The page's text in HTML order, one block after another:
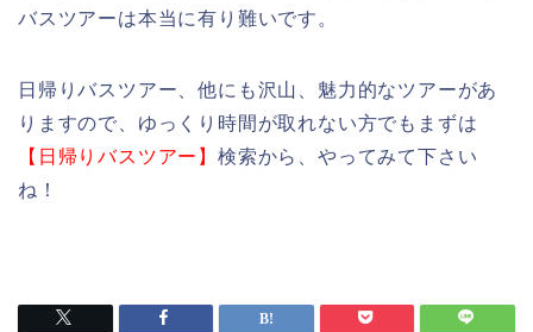
バスツアーは本当に有り難いです。
日帰りバスツアー、他にも沢山、魅力的なツアーがあ
りますので、ゆっくり時間が取れない方でもまずは
【日帰りバスツアー】 検索から、やってみて下さい
ね！